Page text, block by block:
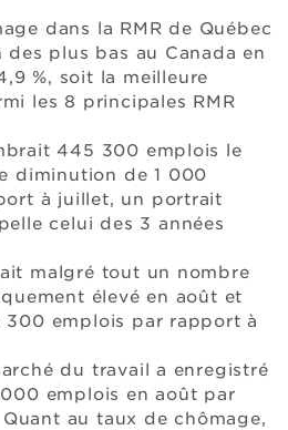
dans la RMR de Québec
des plus bas au Canada en
%, soit la meilleure
les 8 principales RMR
445 300 emplois le
diminution de 1 000
à juillet, un portrait
celui des 3 années
malgré tout un nombre
élevé en août et
300 emplois par rapport à
du travail a enregistré
emplois en août par
au taux de chômage,